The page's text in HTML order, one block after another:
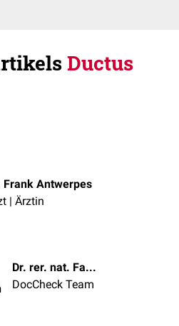
Ductus
Frank Antwerpes
| Ärztin
Dr. rer. nat. Fabienne Reh
DocCheck Team